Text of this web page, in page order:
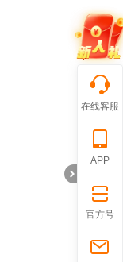
在线客服
APP
官方号